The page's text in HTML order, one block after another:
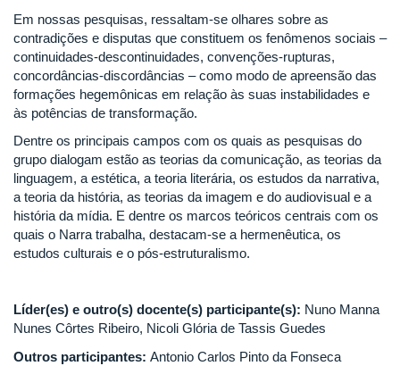
Em nossas pesquisas, ressaltam-se olhares sobre as
contradições e disputas que constituem os fenômenos sociais –
continuidades-descontinuidades, convenções-rupturas,
concordâncias-discordâncias – como modo de apreensão das
formações hegemônicas em relação às suas instabilidades e
às potências de transformação.
Dentre os principais campos com os quais as pesquisas do
grupo dialogam estão as teorias da comunicação, as teorias da
linguagem, a estética, a teoria literária, os estudos da narrativa,
a teoria da história, as teorias da imagem e do audiovisual e a
história da mídia. E dentre os marcos teóricos centrais com os
quais o Narra trabalha, destacam-se a hermenêutica, os
estudos culturais e o pós-estruturalismo.
Líder(es) e outro(s) docente(s) participante(s): Nuno Manna
Nunes Côrtes Ribeiro, Nicoli Glória de Tassis Guedes
Outros participantes: Antonio Carlos Pinto da Fonseca